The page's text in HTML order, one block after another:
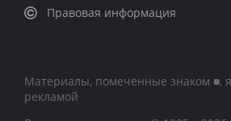
Правовая информация
Материалы, помеченные знаком ■,
рекламой